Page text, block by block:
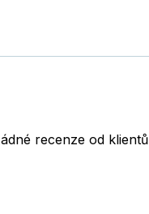
recenze od klientů